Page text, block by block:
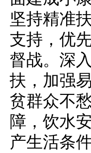
坚持精准
支持，优
督战。深
扶，加强
贫群众不
障，饮水
产生活条